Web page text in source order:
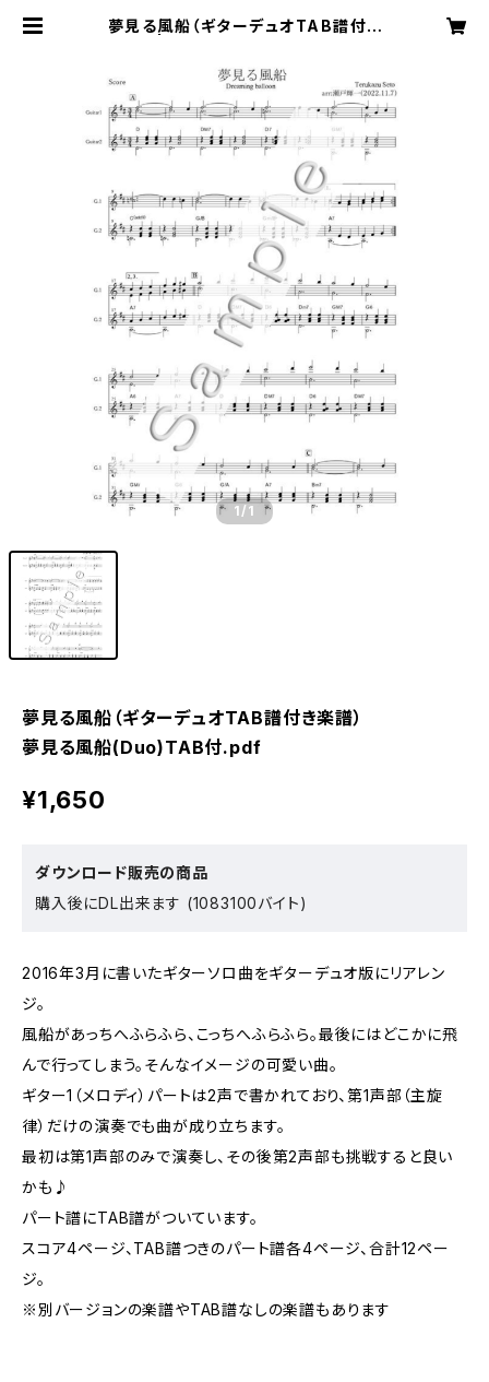
夢見る風船（ギターデュオTAB譜付き
1 /1
夢見る風船（ギターデュオTAB譜付き楽譜）
夢見る風船(Duo)TAB付.pdf
¥1,650
ダウンロード販売の商品
購入後にDL出来ます (1083100バイト)
2016年3月に書いたギターソロ曲をギターデュオ版にリアレン
ジ。
風船があっちへふらふら、こっちへふらふら。最後にはどこかに飛
んで行ってしまう。そんなイメージの可愛い曲。
ギター1（メロディ）パートは2声で書かれており、第1声部（主旋
律）だけの演奏でも曲が成り立ちます。
最初は第1声部のみで演奏し、その後第2声部も挑戦すると良い
かも♪
パート譜にTAB譜がついています。
スコア4ページ、TAB譜つきのパート譜各4ページ、合計12ペー
ジ。
※別バージョンの楽譜やTAB譜なしの楽譜もあります